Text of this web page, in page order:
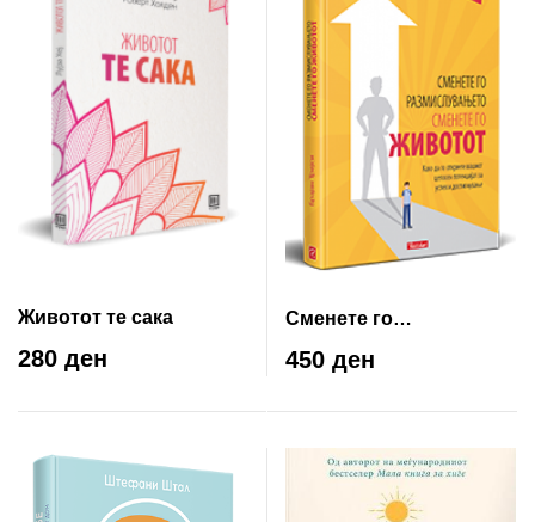
Животот те сака
280 ден
Сменете го
размислувањето
сменето го животот
450 ден